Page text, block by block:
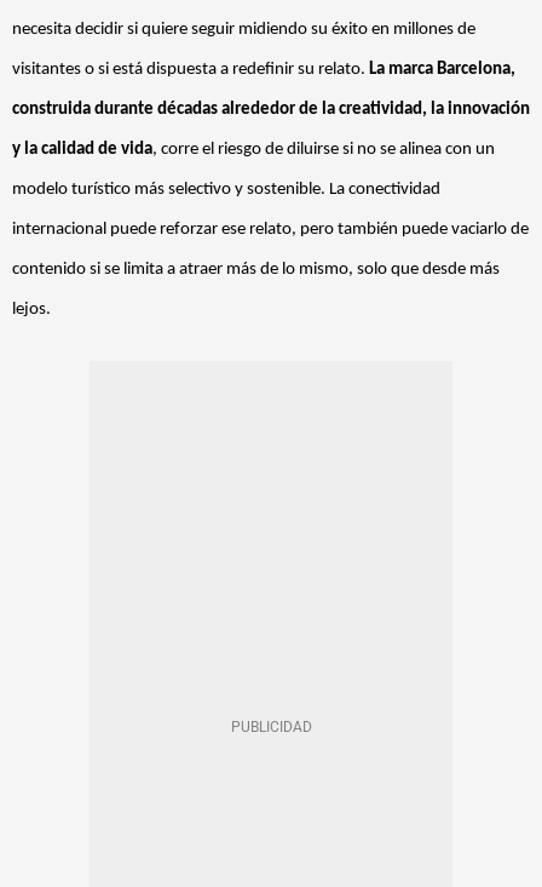
necesita decidir si quiere seguir midiendo su éxito en millones de
visitantes o si está dispuesta a redefinir su relato. La marca Barcelona,
construida durante décadas alrededor de la creatividad, la innovación
y la calidad de vida, corre el riesgo de diluirse si no se alinea con un
modelo turístico más selectivo y sostenible. La conectividad
internacional puede reforzar ese relato, pero también puede vaciarlo de
contenido si se limita a atraer más de lo mismo, solo que desde más
lejos.